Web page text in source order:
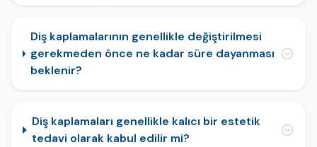
Diş kaplamalarının genellikle değiştirilmesi
gerekmeden önce ne kadar süre dayanması
beklenir?
Diş kaplamaları genellikle kalıcı bir estetik
tedavi olarak kabul edilir mi?